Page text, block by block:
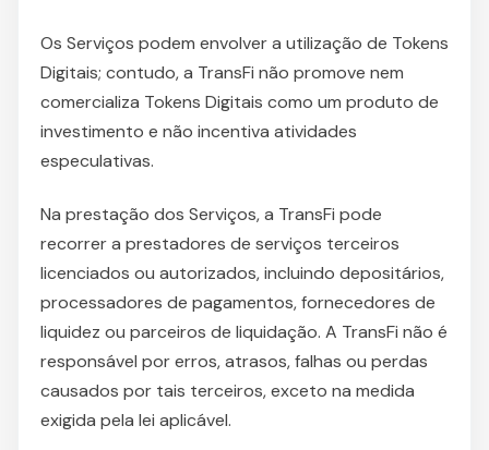
Os Serviços podem envolver a utilização de Tokens
Digitais; contudo, a TransFi não promove nem
comercializa Tokens Digitais como um produto de
investimento e não incentiva atividades
especulativas.
Na prestação dos Serviços, a TransFi pode
recorrer a prestadores de serviços terceiros
licenciados ou autorizados, incluindo depositários,
processadores de pagamentos, fornecedores de
liquidez ou parceiros de liquidação. A TransFi não é
responsável por erros, atrasos, falhas ou perdas
causados por tais terceiros, exceto na medida
exigida pela lei aplicável.